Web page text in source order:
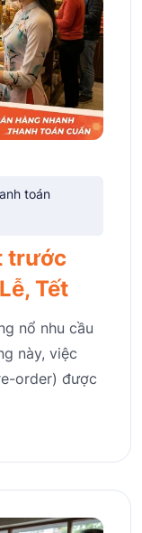
toán
trước
Tết
nổ nhu cầu
này, việc
order) được